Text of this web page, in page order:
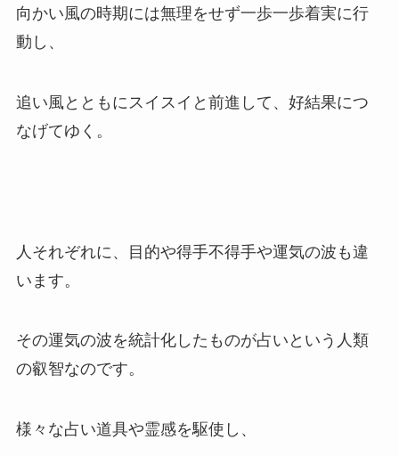
向かい風の時期には無理をせず一歩一歩着実に行
動し、
追い風とともにスイスイと前進して、好結果につ
なげてゆく。
人それぞれに、目的や得手不得手や運気の波も違
います。
その運気の波を統計化したものが占いという人類
の叡智なのです。
様々な占い道具や霊感を駆使し、